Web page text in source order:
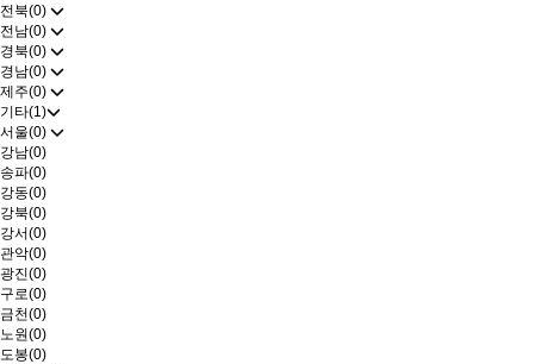
전북(0)
전남(0)
경북(0)
경남(0)
제주(0)
기타(1)
서울(0)
강남(0)
송파(0)
강동(0)
강북(0)
강서(0)
관악(0)
광진(0)
구로(0)
금천(0)
노원(0)
도봉(0)